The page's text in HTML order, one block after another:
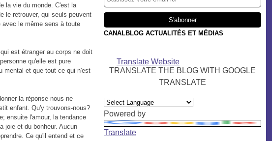
la vie du monde. C'est la
le retrouver, qui seuls peuvent
avec le même sens à toute
est étranger au corps ne doit
qu'elle est pure
mental et que tout ce qui n'est
la réponse nous ne
enfant. Qu'y trouvons-nous?
ensuite l'amour, la tendance
joie et du bonheur. Aucun
Ce qu'il entend et ce
CANALBLOG ACTUALITÉS ET MÉDIAS
Translate Website
TRANSLATE THE BLOG WITH GOOGLE
TRANSLATE
Powered by
Translate